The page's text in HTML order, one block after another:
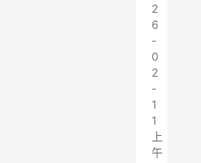
2
6
-
0
2
-
1
1
上
午